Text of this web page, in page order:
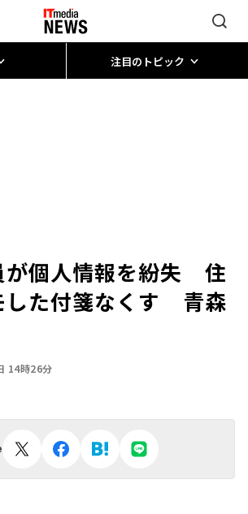
注目のトピック
が個人情報を紛失 住
した付箋なくす 青森
14時26分